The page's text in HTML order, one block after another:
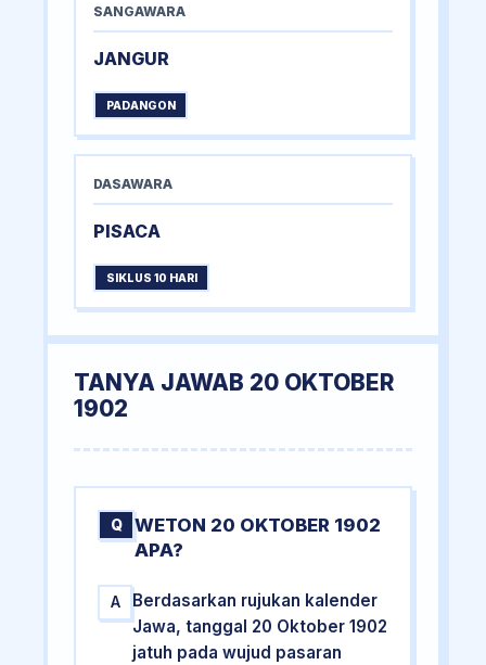
SANGAWARA
JANGUR
PADANGON
DASAWARA
PISACA
SIKLUS 10 HARI
TANYA JAWAB 20 OKTOBER
1902
Q
WETON 20 OKTOBER 1902
APA?
A
Berdasarkan rujukan kalender
Jawa, tanggal 20 Oktober 1902
jatuh pada wujud pasaran